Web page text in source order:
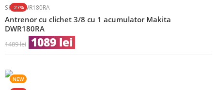
-27%
SKU:DWR180RA
Antrenor cu clichet 3/8 cu 1 acumulator Makita
DWR180RA
1489lei 1089 lei
NEW